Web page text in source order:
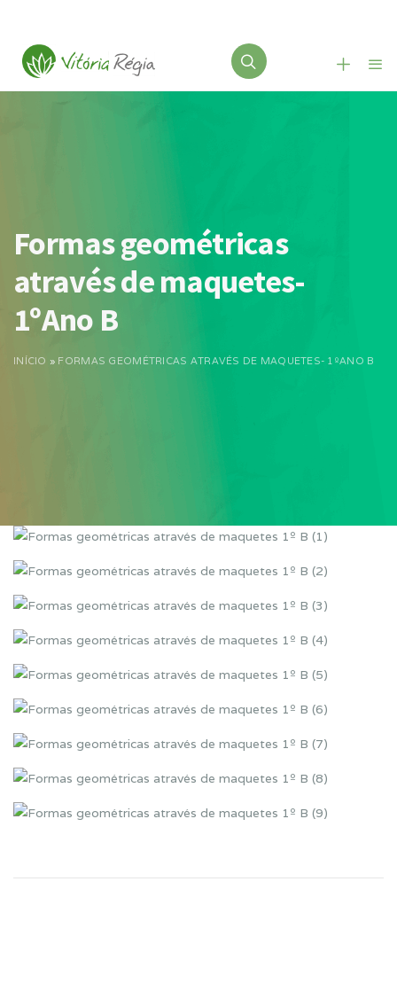
Formas geométricas
através de maquetes-
1ºAno B
INÍCIO » FORMAS GEOMÉTRICAS ATRAVÉS DE MAQUETES- 1ºANO B